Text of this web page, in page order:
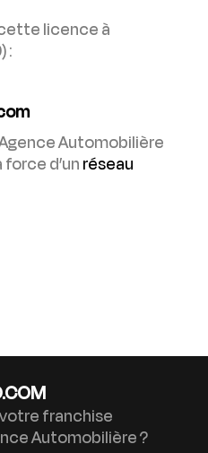
licence à
:
Automobilière
d’unréseau
franchise
Automobilière ?